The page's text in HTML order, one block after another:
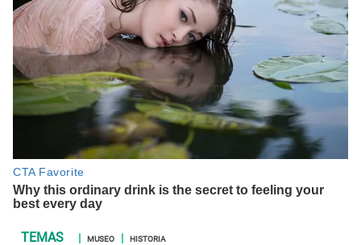
MUSEO HISTORIA